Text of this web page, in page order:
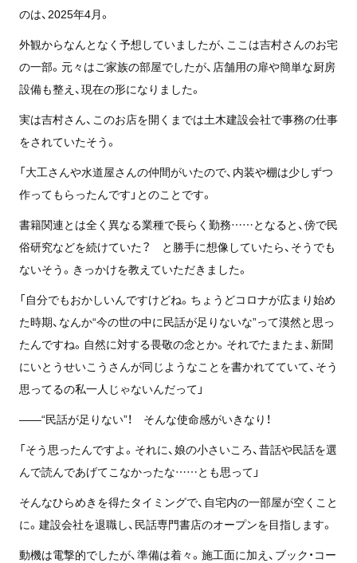
のは、2025年4月。
外観からなんとなく予想していましたが、ここは吉村さんのお宅
の一部。元々はご家族の部屋でしたが、店舗用の扉や簡単な厨房
設備も整え、現在の形になりました。
実は吉村さん、このお店を開くまでは土木建設会社で事務の仕事
をされていたそう。
「大工さんや水道屋さんの仲間がいたので、内装や棚は少しずつ
作ってもらったんです」とのことです。
書籍関連とは全く異なる業種で長らく勤務……となると、傍で民
俗研究などを続けていた？ と勝手に想像していたら、そうでも
ないそう。きっかけを教えていただきました。
「自分でもおかしいんですけどね。ちょうどコロナが広まり始め
た時期、なんか“今の世の中に民話が足りないな”って漠然と思っ
たんですね。自然に対する畏敬の念とか。それでたまたま、新聞
にいとうせいこうさんが同じようなことを書かれてていて、そう
思ってるの私一人じゃないんだって」
——“民話が足りない”！ そんな使命感がいきなり！
「そう思ったんですよ。それに、娘の小さいころ、昔話や民話を選
んで読んであげてこなかったな……とも思って」
そんなひらめきを得たタイミングで、自宅内の一部屋が空くこと
に。建設会社を退職し、民話専門書店のオープンを目指します。
動機は電撃的でしたが、準備は着々。施工面に加え、ブック・コー